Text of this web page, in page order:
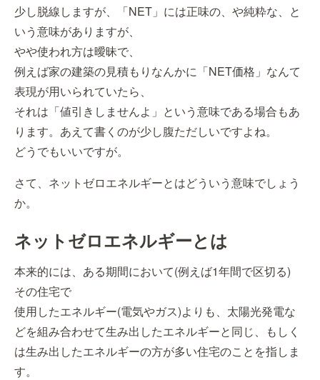
少し脱線しますが、「NET」には正味の、や純粋な、と
いう意味がありますが、
やや使われ方は曖昧で、
例えば家の建築の見積もりなんかに「NET価格」なんて
表現が用いられていたら、
それは「値引きしませんよ」という意味である場合もあ
ります。あえて書くのが少し腹ただしいですよね。
どうでもいいですが。
さて、ネットゼロエネルギーとはどういう意味でしょう
か。
ネットゼロエネルギーとは
本来的には、ある期間において(例えば1年間で区切る)
その住宅で
使用したエネルギー(電気やガス)よりも、太陽光発電な
どを組み合わせて生み出したエネルギーと同じ、もしく
は生み出したエネルギーの方が多い住宅のことを指しま
す。